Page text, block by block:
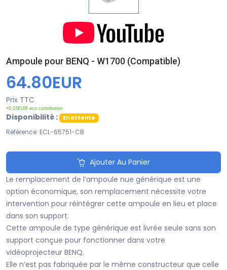
Ampoule pour BENQ - W1700 (Compatible)
64.80EUR
Prix TTC
+0.15EUR eco contribution
Disponibilité : En attente
Référence: ECL-65751-CB
Ajouter Au Panier
Le remplacement de l’ampoule nue générique est une
option économique, son remplacement nécessite votre
intervention pour réintégrer cette ampoule en lieu et place
dans son support.
Cette ampoule de type générique est livrée seule sans son
support conçue pour fonctionner dans votre
vidéoprojecteur BENQ.
Elle n’est pas fabriquée par le même constructeur que celle